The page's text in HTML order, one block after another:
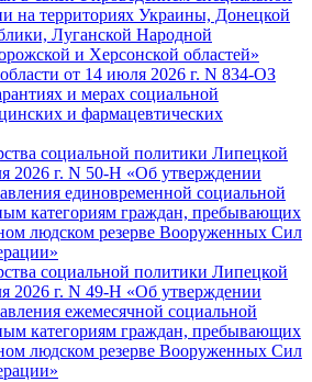
на территориях Украины, Донецкой
Луганской Народной
и Херсонской областей»
от 14 июля 2026 г. N 834-ОЗ
и мерах социальной
и фармацевтических
социальной политики Липецкой
2026 г. N 50-Н «Об утверждении
единовременной социальной
категориям граждан, пребывающих
людском резерве Вооруженных Сил
социальной политики Липецкой
2026 г. N 49-Н «Об утверждении
ежемесячной социальной
категориям граждан, пребывающих
людском резерве Вооруженных Сил